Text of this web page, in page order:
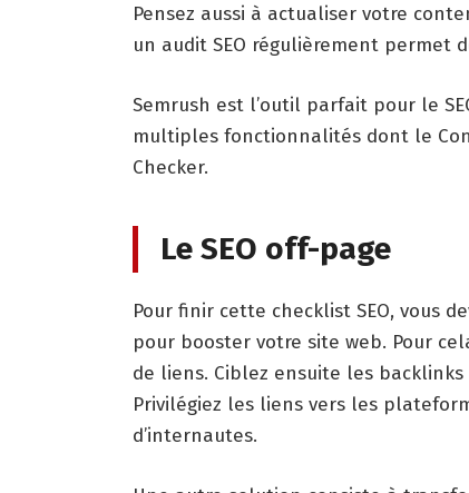
Pensez aussi à actualiser votre
un audit SEO régulièrement permet
Semrush est l’outil parfait pour le
multiples fonctionnalités dont le
Checker.
Le SEO off-page
Pour finir cette checklist SEO, vous
pour booster votre site web. Pour
de liens. Ciblez ensuite les
Privilégiez les liens vers les
d’internautes.